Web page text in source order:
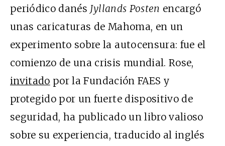
periódico danés Jyllands Posten encargó
unas caricaturas de Mahoma, en un
experimento sobre la autocensura: fue el
comienzo de una crisis mundial. Rose,
invitado por la Fundación FAES y
protegido por un fuerte dispositivo de
seguridad, ha publicado un libro valioso
sobre su experiencia, traducido al inglés